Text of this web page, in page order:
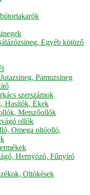
Egyéb kötöző
Pamuzsineg
szerszámok
Hasítók, Ékek
Metszőollók
ollók
Omega oltóolló,
Hernyózó, Fűnyíró
Oltókések